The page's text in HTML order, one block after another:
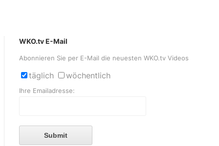
WKO.tv E-Mail
Abonnieren Sie per E-Mail die neuesten WKO.tv Videos
täglich wöchentlich
Ihre Emailadresse:
Submit